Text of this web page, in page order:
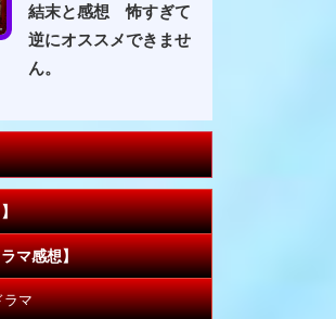
結末と感想 怖すぎて
逆にオススメできませ
ん。
マ感想】
ラマ